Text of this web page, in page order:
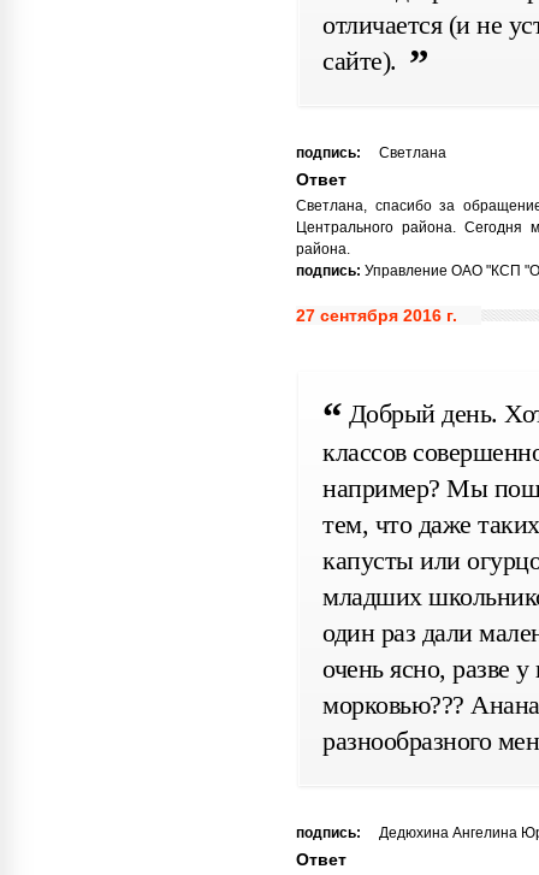
отличается (и не
сайте).
подпись: Светлана
Ответ
Светлана, спасибо за
Центрального района. Сегодня
района.
подпись: Управление ОАО "КСП
27 сентября 2016 г.
Добрый день.
классов
например? Мы
тем, что даже
капусты или
младших
один раз дали
очень ясно, разве
морковью???
разнообразного
подпись: Дедюхина Ангелина
Ответ